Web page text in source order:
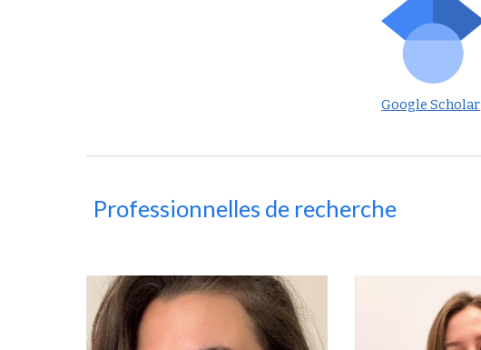
Google Scholar
Professionnelles de recherche